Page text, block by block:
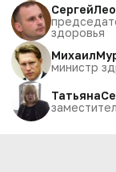
Сергей
здоровья
Михаил
министр
Татьяна